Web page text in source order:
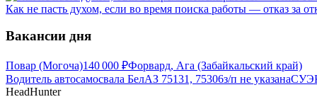
Как не пасть духом, если во время поиска работы — отказ за
Вакансии дня
Повар (Могоча)140 000 ₽Форвард, Ага (Забайкальский край)
Водитель автосамосвала БелАЗ 75131, 75306з/п не указана
HeadHunter